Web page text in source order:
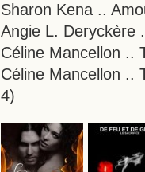
Sharon Kena ..
Angie L. Deryckère
Céline Mancellon ..
Céline Mancellon ..
4)